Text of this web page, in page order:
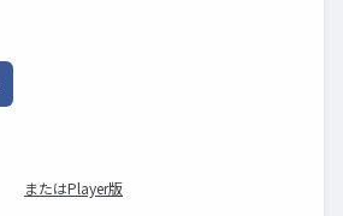
またはPlayer版